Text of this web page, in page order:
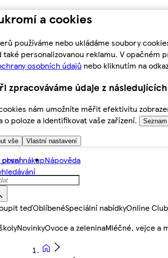
a cookies
používáme nebo ukládáme soubory
také personalizovanou reklamu. V
osobních údajů nebo kliknutím na
zpracováváme údaje z
nám umožníte měřit efektivitu
o poloze a identifikovat vaše zařízení.
vše Vlastní nastavení
první nákupNápověda
teďOblíbenéSpeciální nabídkyOnline Club
NovinkyOvoce a zeleninaMléčné, vejce a